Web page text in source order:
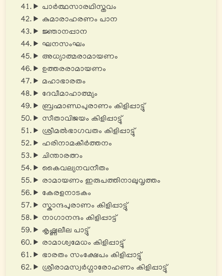
പാർത്ഥസാരഥിസ്തവം
കുമാരാഹരണം പാന
ജ്ഞാനപ്പാന
ഘനസംഘം
അധ്യാത്മരാമായണം
ഉത്തരരാമായണം
മഹാഭാരതം
ദേവീമാഹാത്മ്യം
ബ്രഹ്മാണ്ഡപുരാണം കിളിപ്പാട്ടു്
സീതാവിജയം കിളിപ്പാട്ടു്
ശ്രീമൽഭാഗവതം കിളിപ്പാട്ടു്
ഹരിനാമകീർത്തനം
ചിന്താരത്നം
കൈവല്യനവനീതം
രാമായണം ഇരുപത്തിനാലുവൃത്തം
കേരളനാടകം
സ്കാന്ദപുരാണം കിളിപ്പാട്ടു്
നാഗാനന്ദം കിളിപ്പാട്ട്
കൃഷ്ണലീല പാട്ടു്
രാമാശ്വമേധം കിളിപ്പാട്ടു്
ഭാരതം സംക്ഷേപം കിളിപ്പാട്ടു്
ശ്രീരാമസ്വർഗ്ഗാരോഹണം കിളിപ്പാട്ടു്